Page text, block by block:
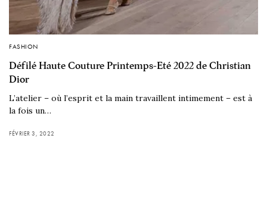
FASHION
Défilé Haute Couture Printemps-Eté 2022 de Christian
Dior
L’atelier – où l’esprit et la main travaillent intimement – est à
la fois un…
FÉVRIER 3, 2022